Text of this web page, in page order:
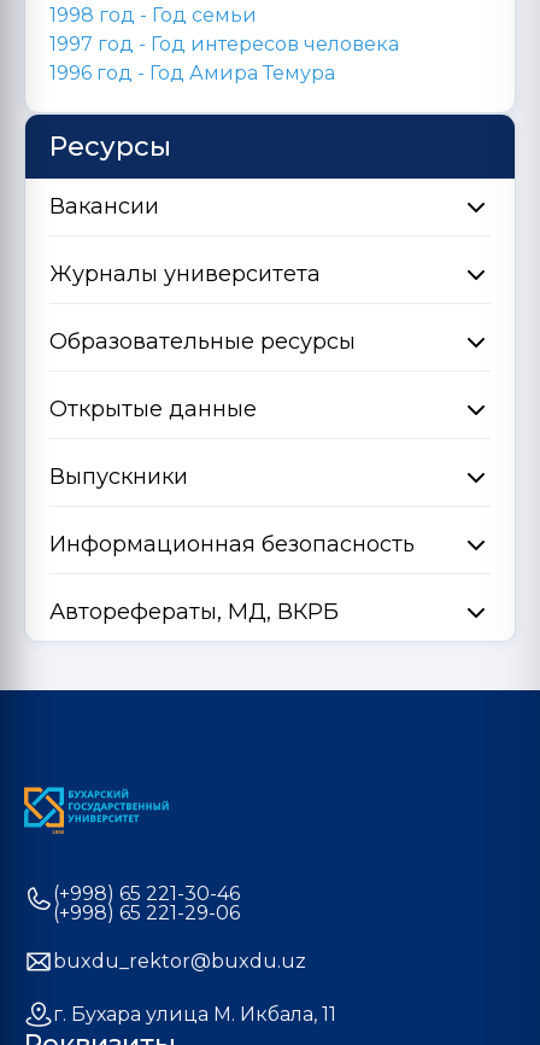
1998 год - Год семьи
1997 год - Год интересов человека
1996 год - Год Амира Темура
Ресурсы
Вакансии
Журналы университета
Образовательные ресурсы
Открытые данные
Выпускники
Информационная безопасность
Авторефераты, МД, ВКРБ
(+998) 65 221-30-46
(+998) 65 221-29-06
buxdu_rektor@buxdu.uz
г. Бухара улица М. Икбала, 11